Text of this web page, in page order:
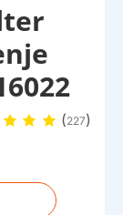
(227)